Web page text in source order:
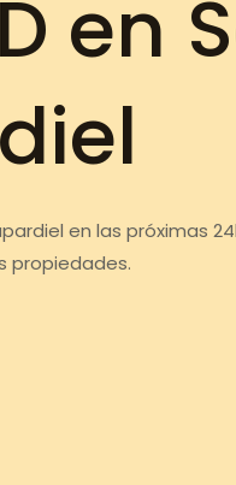
en
en las próximas
propiedades.